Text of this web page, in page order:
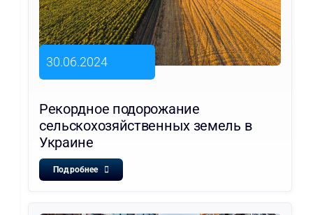
30.06.2024
Рекордное подорожание
сельскохозяйственных земель в
Украине
Подробнее